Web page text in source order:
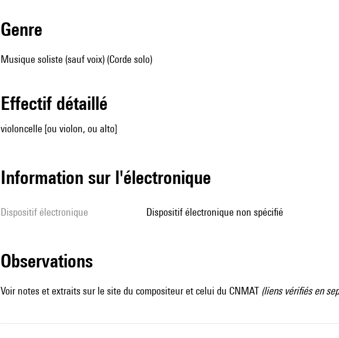
genre
Musique soliste (sauf voix) (Corde solo)
effectif détaillé
violoncelle [ou violon, ou alto]
Information sur l'électronique
Dispositif électronique dispositif électronique non spécifié
observations
Voir notes et extraits sur le site du compositeuret celui du CNMAT (liens vérifiés en